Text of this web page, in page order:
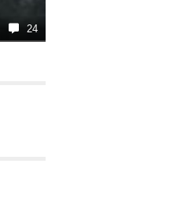
24